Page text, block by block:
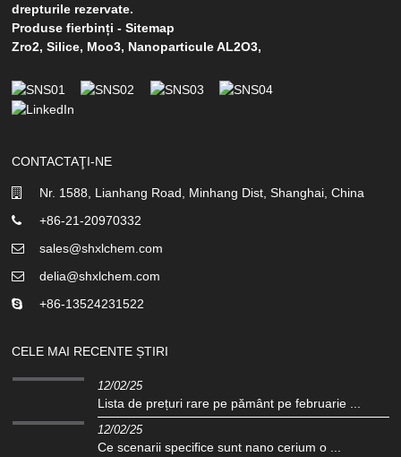
drepturile rezervate.
Produse fierbinți -Sitemap
Zro2,Silice, Moo3, Nanoparticule AL2O3,
CONTACTAŢI-NE
Nr. 1588, Lianhang Road, Minhang Dist, Shanghai, China
+86-21-20970332
sales@shxlchem.com
delia@shxlchem.com
+86-13524231522
CELE MAI RECENTE ȘTIRI
12/02/25
Lista de prețuri rare pe pământ pe februarie ...
12/02/25
Ce scenarii specifice sunt nano cerium o ...